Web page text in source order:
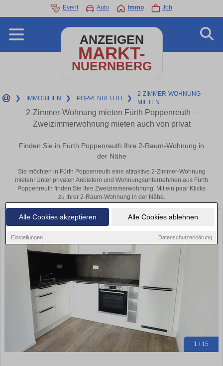
Alle Cookies akzeptieren Alle Cookies ablehnen
Einstellungen Datenschutzerklärung
Event Auto Immo Job
ANZEIGEN
MARKT-
NUERNBERG
❯ IMMOBILIEN ❯ POPPENREUTH ❯
2-ZIMMER-WOHNUNG-
MIETEN
2-Zimmer-Wohnung mieten Fürth Poppenreuth –
Zweizimmerwohnung mieten auch von privat
Finden Sie in Fürth Poppenreuth Ihre 2-Raum-Wohnung in
der Nähe
Sie möchten in Fürth Poppenreuth eine attraktive 2-Zimmer-Wohnung
mieten! Unter privaten Anbietern und Wohnungsunternehmen aus Fürth
Poppenreuth finden Sie Ihre Zweizimmerwohnung. Mit ein paar Klicks
zu Ihrer 2-Raum-Wohnung in der Nähe.
1 / 15